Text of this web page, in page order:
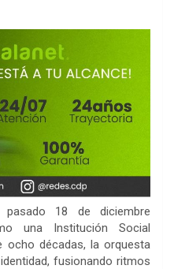
18 de diciembre
una Institución Social
ocho décadas, la orquesta
fusionando ritmos